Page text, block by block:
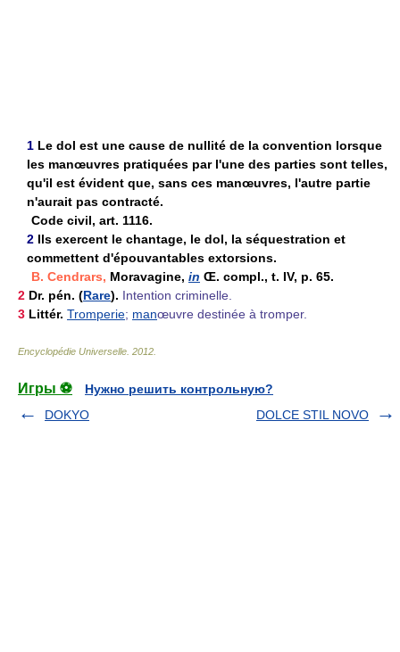
1 Le dol est une cause de nullité de la convention lorsque
les manœuvres pratiquées par l'une des parties sont telles,
qu'il est évident que, sans ces manœuvres, l'autre partie
n'aurait pas contracté.
Code civil, art. 1116.
2 Ils exercent le chantage, le dol, la séquestration et
commettent d'épouvantables extorsions.
B. Cendrars, Moravagine, in Œ. compl., t. IV, p. 65.
2 Dr. pén. (Rare). Intention criminelle.
3 Littér. Tromperie; manœuvre destinée à tromper.
Encyclopédie Universelle 2012
Игры ⚽
Нужно решить контрольную?
DOKYO
DOLCE STIL NOVO